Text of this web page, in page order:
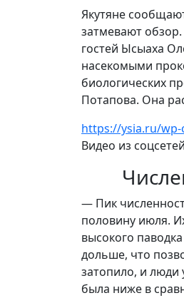
Якутяне
затмевают
гостей Ысыаха
насекомыми
биологических
Потапова. Она
https://ysia.ru/wp-
Видео из соцсетей
— Пик
половину июля.
высокого
дольше, что
затопило, и люди
была ниже в